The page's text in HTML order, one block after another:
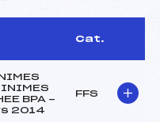
Cat.
BPA -
2014
FFS